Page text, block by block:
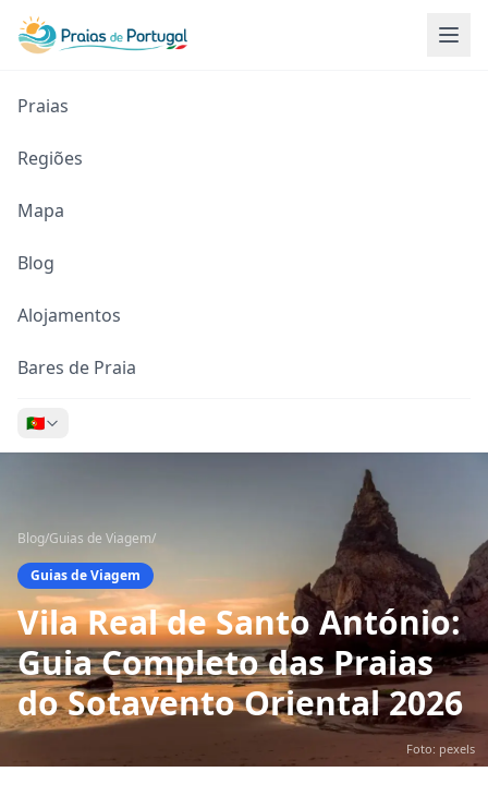
Praias
Regiões
Mapa
Blog
Alojamentos
Bares de Praia
🇵🇹
Foto: pexels
Blog/Guias de Viagem/
Guias de Viagem
Vila Real de Santo António:
Guia Completo das Praias
do Sotavento Oriental 2026